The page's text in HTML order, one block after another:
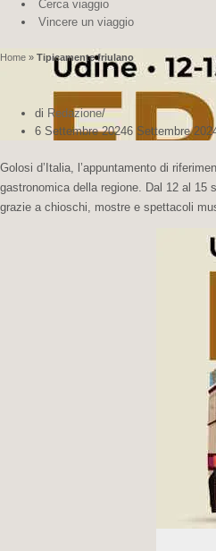
Cerca viaggio
Vincere un viaggio
Home » Tipicamente friulano
di Redazione
6 Settembre 20246 Settembre
Golosi d’Italia, l’appuntamento di
gastronomica della regione. Dal 12 al 15
grazie a chioschi, mostre e spettacoli